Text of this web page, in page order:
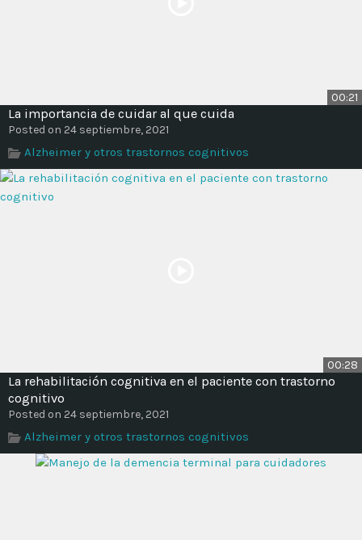
00:21
La importancia de cuidar al que cuida
Posted on 24 septiembre, 2021
Alzheimer y otros trastornos cognitivos
00:28
La rehabilitación cognitiva en el paciente con trastorno
cognitivo
Posted on 24 septiembre, 2021
Alzheimer y otros trastornos cognitivos